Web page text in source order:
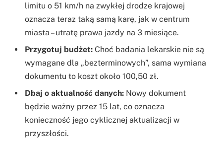
limitu o 51 km/h na zwykłej drodze krajowej
oznacza teraz taką samą karę, jak w centrum
miasta – utratę prawa jazdy na 3 miesiące.
Przygotuj budżet: Choć badania lekarskie nie są
wymagane dla „bezterminowych”, sama wymiana
dokumentu to koszt około 100,50 zł.
Dbaj o aktualność danych: Nowy dokument
będzie ważny przez 15 lat, co oznacza
konieczność jego cyklicznej aktualizacji w
przyszłości.